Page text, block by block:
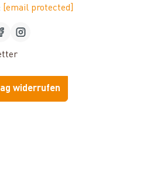
[email protected]
widerrufen